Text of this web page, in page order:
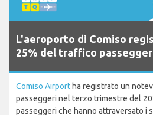
L'aeroporto di Comiso
25% del traffico
Comiso Airport ha registrato un
passeggeri nel terzo trimestre del
passeggeri che hanno attraversato i